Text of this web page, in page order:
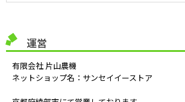
運営
有限会社 片山農機
ネットショップ名：サンセイイーストア